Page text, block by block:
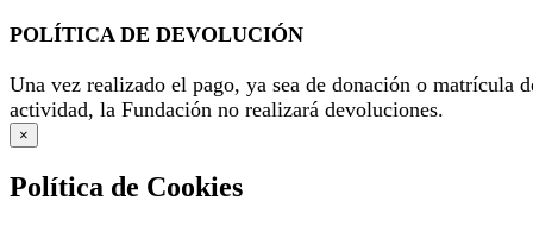
POLÍTICA DE DEVOLUCIÓN
Una vez realizado el pago, ya sea de donación o matrícula
actividad, la Fundación no realizará devoluciones.
×
Política de Cookies